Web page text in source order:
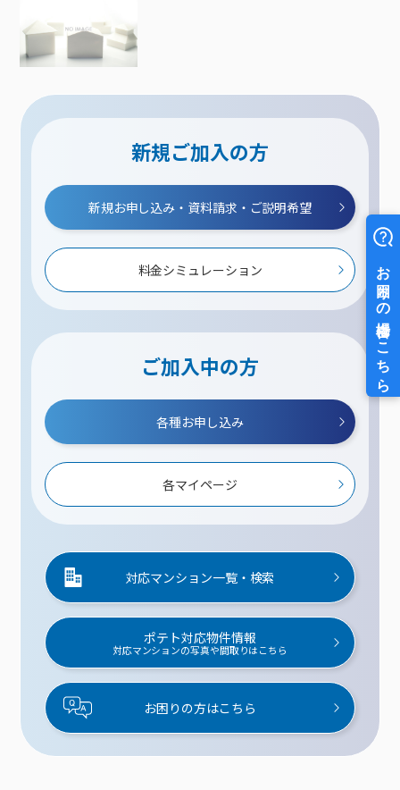
新規ご加入の方
新規お申し込み・資料請求・ご説明希望
料金シミュレーション
ご加入中の方
各種お申し込み
各マイページ
対応マンション一覧・検索
ポテト対応物件情報
対応マンションの写真や間取りはこちら
お困りの方はこちら